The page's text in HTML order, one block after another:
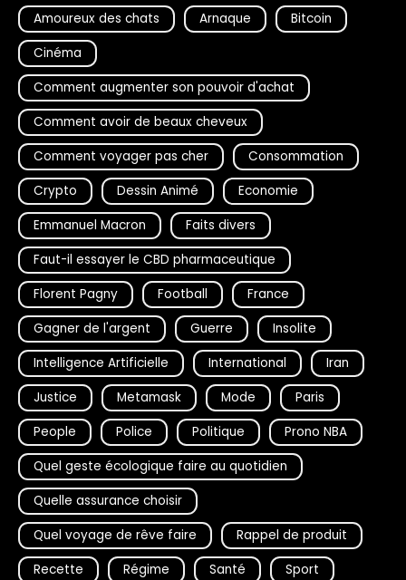
Amoureux des chats
Arnaque
Bitcoin
Cinéma
Comment augmenter son pouvoir d'achat
Comment avoir de beaux cheveux
Comment voyager pas cher
Consommation
Crypto
Dessin Animé
Economie
Emmanuel Macron
Faits divers
Faut-il essayer le CBD pharmaceutique
Florent Pagny
Football
France
Gagner de l'argent
Guerre
Insolite
Intelligence Artificielle
International
Iran
Justice
Metamask Mode
Paris
People
Police Politique
Prono NBA
Quel geste écologique faire au quotidien
Quelle assurance choisir
Quel voyage de rêve faire
Rappel de produit
Recette
Régime Santé Sport